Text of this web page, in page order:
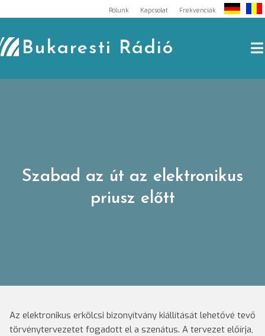
to
content
Rólunk Kapcsolat Frekvenciák
Bukaresti Rádió
Szabad az út az elektronikus
priusz előtt
Az elektronikus erkölcsi bizonyítvány kiállítását lehetővé tevő
törvénytervezetet fogadott el a szenátus. A tervezet előírja,